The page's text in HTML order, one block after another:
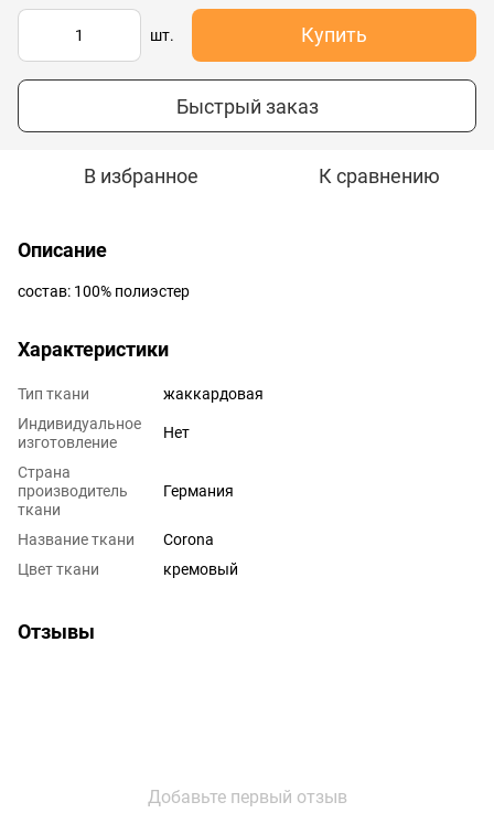
шт. Купить
Быстрый заказ
В избранное К сравнению
Описание
состав: 100% полиэстер
Характеристики
Тип ткани
жаккардовая
Индивидуальное
изготовление
Нет
Страна
производитель
ткани
Германия
Название ткани
Corona
Цвет ткани
кремовый
Отзывы
Добавьте первый отзыв